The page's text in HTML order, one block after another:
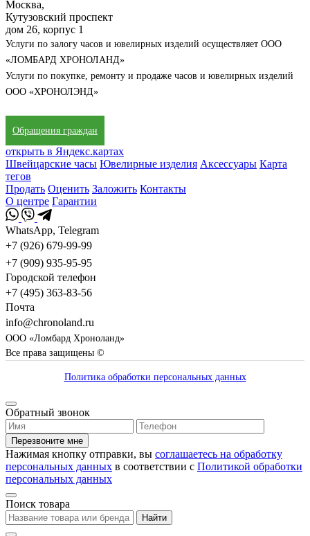
Москва,
Кутузовский проспект
дом 26, корпус 1
Услуги по залогу часов и ювелирных изделий осуществляет ООО
«ЛОМБАРД ХРОНОЛАНД»
Услуги по покупке, ремонту и продаже часов и ювелирных изделий
ООО «ХРОНОЛЭНД»
Обращения граждан
открыть в Яндекс.картах
Швейцарские часы Ювелирные изделия Аксессуары Карта
тегов
Продать Оценить Заложить Контакты
О центре Гарантии
WhatsApp, Telegram
+7 (926) 679-99-99
+7 (909) 935-95-95
Городской телефон
+7 (495) 363-83-56
Почта
info@chronoland.ru
ООО «Ломбард Хроноланд»
Все права защищены ©
Политика обработки персональных данных
Обратный звонок
Перезвоните мне
Нажимая кнопку отправки, вы соглашаетесь на обработку
персональных данных в соответствии с Политикой обработки
персональных данных
Поиск товара
Найти